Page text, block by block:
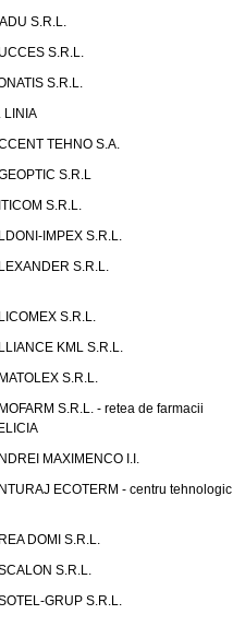
S.R.L.
S.R.L.
S.R.L.
LINIA
TEHNO S.A.
S.R.L
S.R.L.
IMPEX S.R.L.
S.R.L.
S.R.L.
KML S.R.L.
S.R.L.
S.R.L. - retea de farmacii
MAXIMENCO I.I.
ECOTERM - centru tehnologic
DOMI S.R.L.
S.R.L.
GRUP S.R.L.